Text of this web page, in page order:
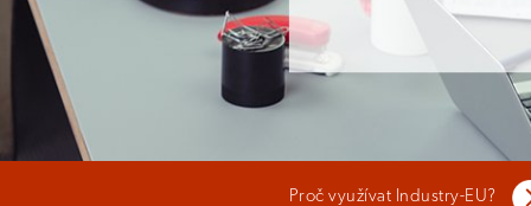
Proč využívat Industry-EU?